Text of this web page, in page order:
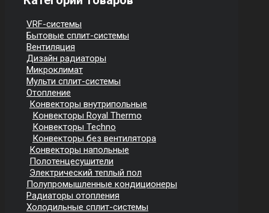
VRF-системы
Бытовые сплит-системы
Вентиляция
Дизайн радиаторы
Микроклимат
Мульти сплит-системы
Отопление
Конвекторы внутрипольные
Конвекторы Royal Thermo
Конвекторы Techno
Конвекторы без вентилятора
Конвекторы напольные
Полотенцесушители
Электрический теплый пол
Полупромышленные кондиционеры
Радиаторы отопления
Холодильные сплит-системы